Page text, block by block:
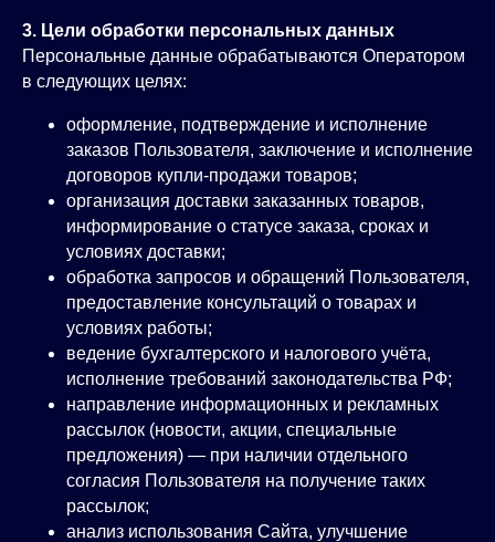
3. Цели обработки персональных данных
Персональные данные обрабатываются Оператором
в следующих целях:
оформление, подтверждение и исполнение
заказов Пользователя, заключение и исполнение
договоров купли‑продажи товаров;
организация доставки заказанных товаров,
информирование о статусе заказа, сроках и
условиях доставки;
обработка запросов и обращений Пользователя,
предоставление консультаций о товарах и
условиях работы;
ведение бухгалтерского и налогового учёта,
исполнение требований законодательства РФ;
направление информационных и рекламных
рассылок (новости, акции, специальные
предложения) — при наличии отдельного
согласия Пользователя на получение таких
рассылок;
анализ использования Сайта, улучшение